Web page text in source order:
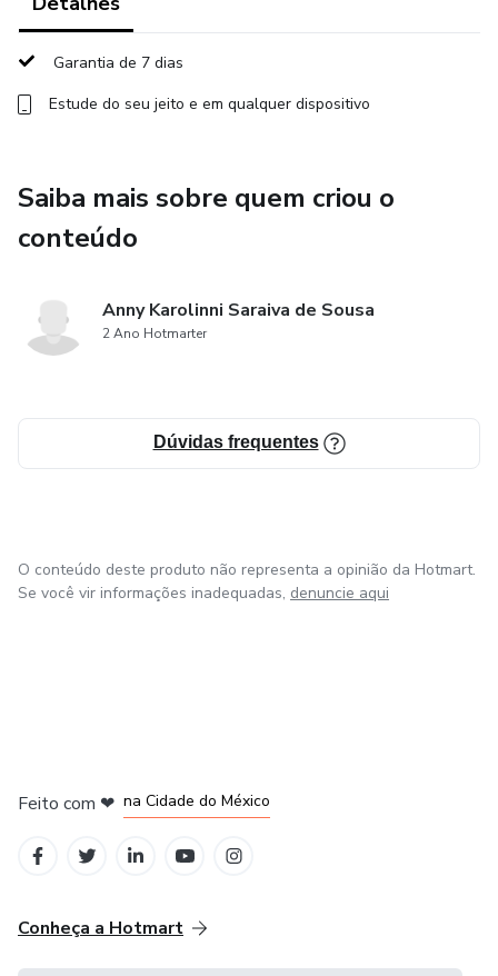
importantes do planejamento das vendas e do ateliê. Não
perca essa oportunidade única de aprender com uma
Garantia de 7 dias
Estude do seu jeito e em qualquer dispositivo
Saiba mais sobre quem criou o
conteúdo
Anny Karolinni Saraiva de Sousa
2 Ano Hotmarter
Dúvidas frequentes
O conteúdo deste produto não representa a opinião da Hotmart.
Se você vir informações inadequadas, denuncie aqui
Feito com ❤ na Cidade do México
Conheça a Hotmart